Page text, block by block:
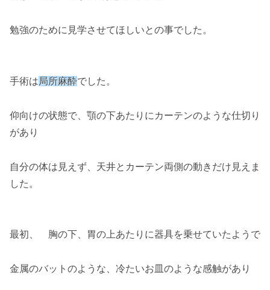
勉強のために見学させてほしいとの事でした。
手術は局所麻酔でした。
仰向けの状態で、顎の下あたりにカーテンのような仕切り
があり
自分の体は見えず、天井とカーテン両側の動きだけ見えま
した。
最初、 胸の下、胃の上あたりに器具を乗せていたようで
金属のバットのような、冷たいお皿のような感触があり